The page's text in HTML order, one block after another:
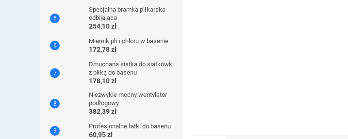
Specjalna bramka piłkarska
odbijająca
254,10 zł
Miernik ph i chloru w basenie
172,78 zł
Dmuchana siatka do siatkówki
z piłką do basenu
178,10 zł
Niezwykle mocny wentylator
podłogowy
382,39 zł
Profesjonalne łatki do basenu
60,95 zł